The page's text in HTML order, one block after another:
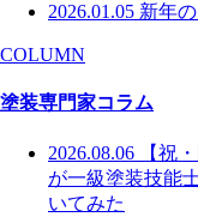
2026.01.05 新年の
COLUMN
塗装専門家コラム
2026.08.06
【祝
が一級塗装技能
いてみた